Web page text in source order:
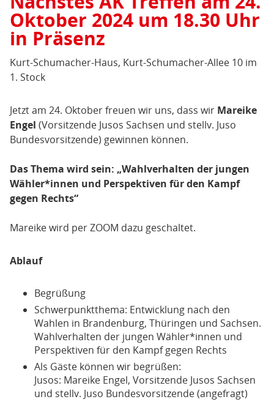
Oktober 2024 um 18.30 Uhr
in Präsenz
Kurt-Schumacher-Haus, Kurt-Schumacher-Allee 10 im
1. Stock
Jetzt am 24. Oktober freuen wir uns, dass wir Mareike
Engel (Vorsitzende Jusos Sachsen und stellv. Juso
Bundesvorsitzende) gewinnen können.
Das Thema wird sein: „Wahlverhalten der jungen
Wähler*innen und Perspektiven für den Kampf
gegen Rechts“
Mareike wird per ZOOM dazu geschaltet.
Ablauf
Begrüßung
Schwerpunktthema: Entwicklung nach den
Wahlen in Brandenburg, Thüringen und Sachsen.
Wahlverhalten der jungen Wähler*innen und
Perspektiven für den Kampf gegen Rechts
Als Gäste können wir begrüßen:
Jusos: Mareike Engel, Vorsitzende Jusos Sachsen
und stellv. Juso Bundesvorsitzende (angefragt)